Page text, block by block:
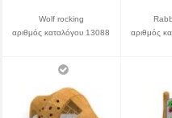
Wolf rocking
αριθμός καταλόγου 13088
αριθμός